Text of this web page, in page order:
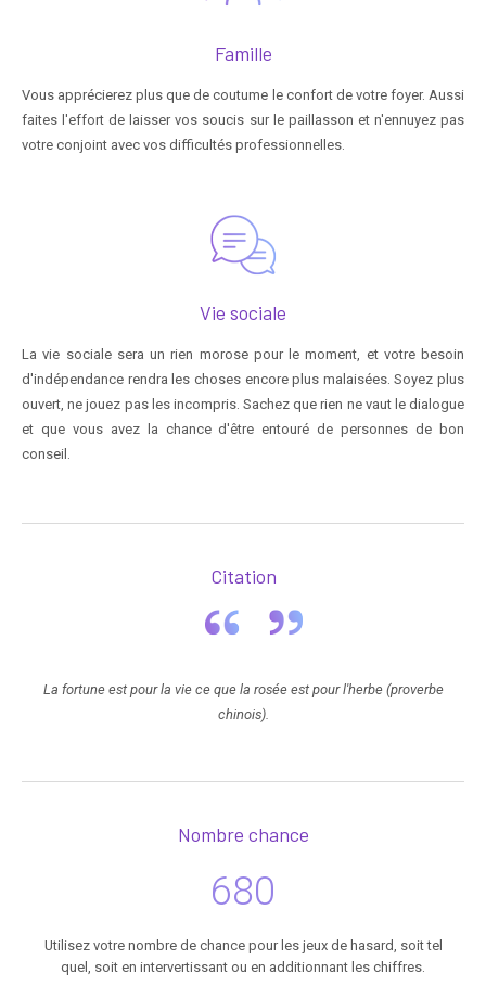
Famille
Vous apprécierez plus que de coutume le confort de votre foyer. Aussi
faites l'effort de laisser vos soucis sur le paillasson et n'ennuyez pas
votre conjoint avec vos difficultés professionnelles.
Vie sociale
La vie sociale sera un rien morose pour le moment, et votre besoin
d'indépendance rendra les choses encore plus malaisées. Soyez plus
ouvert, ne jouez pas les incompris. Sachez que rien ne vaut le dialogue
et que vous avez la chance d'être entouré de personnes de bon
conseil.
Citation
La fortune est pour la vie ce que la rosée est pour l'herbe (proverbe
chinois).
Nombre chance
680
Utilisez votre nombre de chance pour les jeux de hasard, soit tel
quel, soit en intervertissant ou en additionnant les chiffres.